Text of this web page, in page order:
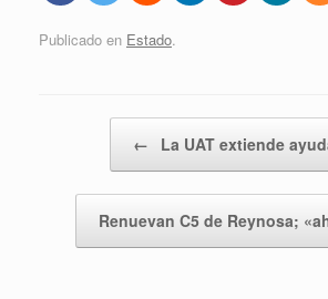
Publicado en Estado.
← La UAT extiende
Renuevan C5 de Reynosa;